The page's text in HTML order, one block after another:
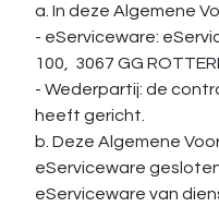
a. In deze Algemene
- eServiceware:
100, 3067 GG
- Wederpartij: de
heeft gericht.
b. Deze Algemene
eServiceware
eServiceware van